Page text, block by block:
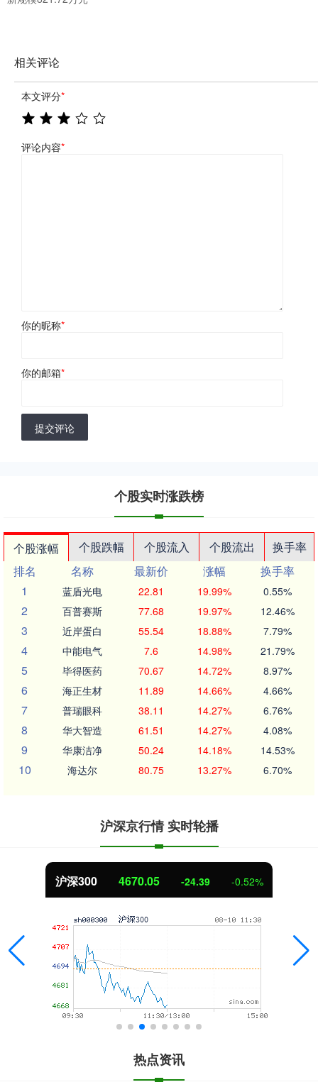
相关评论
本文评分*
评论内容*
你的昵称*
你的邮箱*
提交评论
个股实时涨跌榜
个股涨幅 个股跌幅 个股流入 个股流出
换手率
排名
名称 最新价 涨幅
换手率
1
蓝盾光电 22.81 19.99% 0.55%
2 百普赛斯 77.68 19.97% 12.46%
3 近岸蛋白 55.54 18.88% 7.79%
4 中能电气 7.6 14.98% 21.79%
5 毕得医药 70.67 14.72% 8.97%
6 海正生材 11.89 14.66% 4.66%
7 普瑞眼科 38.11 14.27% 6.76%
8 华大智造 61.51 14.27% 4.08%
9 华康洁净 50.24 14.18% 14.53%
10 海达尔 80.75 13.27% 6.70%
沪深京行情 实时轮播
沪深300 4670.05 -24.39 -0.52%
热点资讯